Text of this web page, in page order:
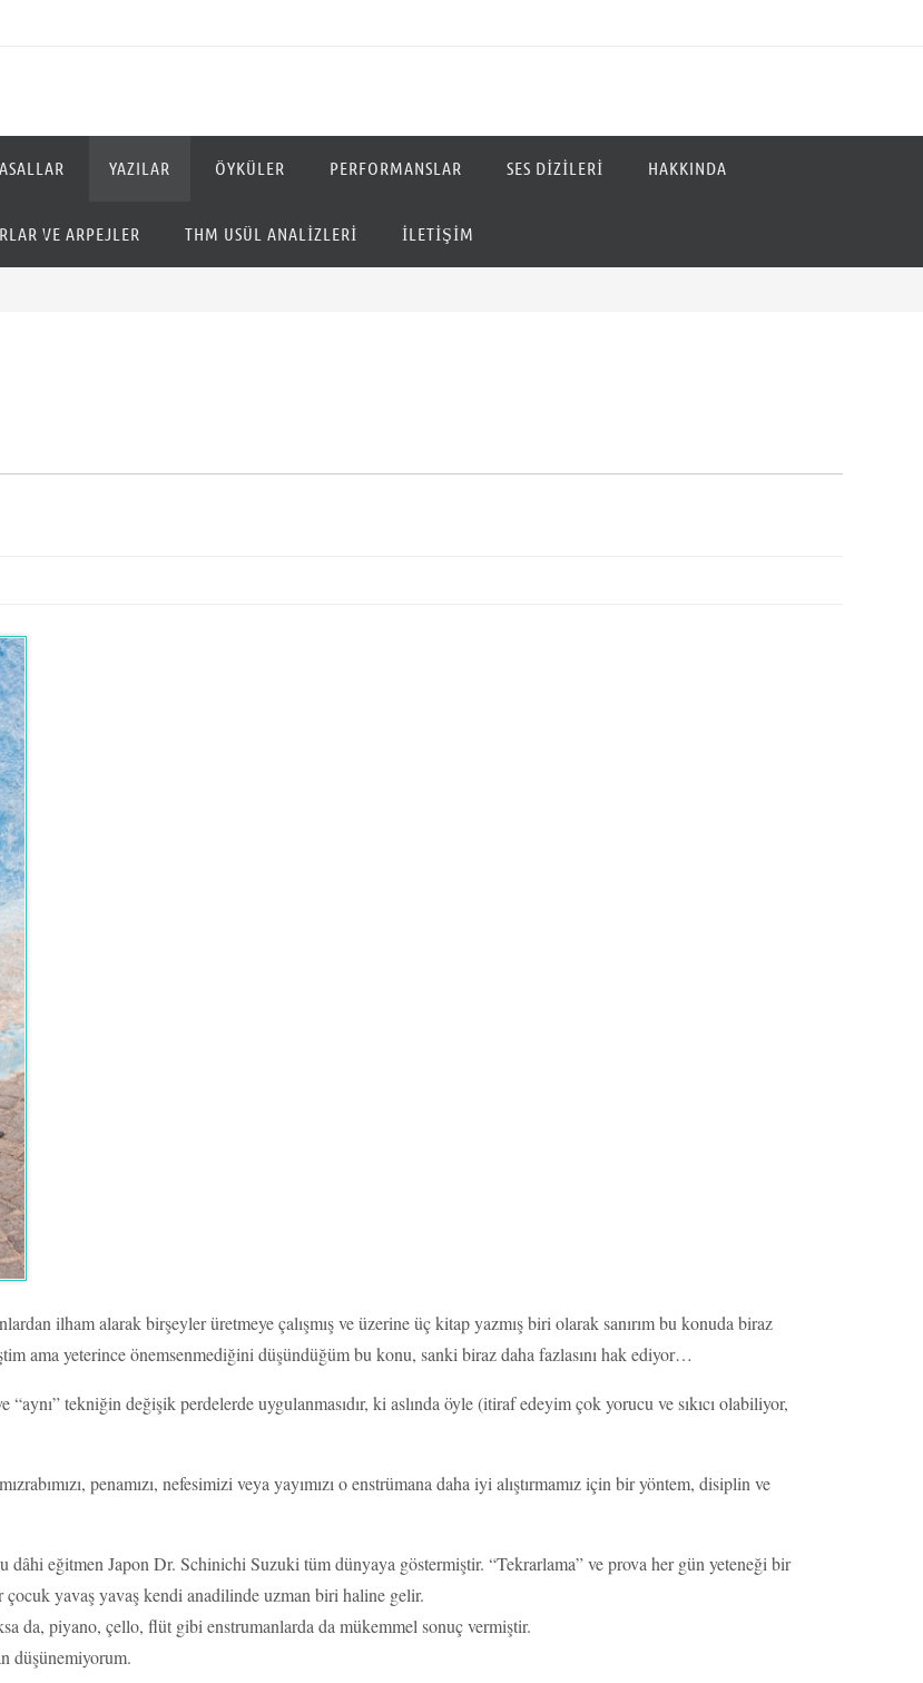
YAZILAR ÖYKÜLER PERFORMANSLAR SES DIZILERI HAKKINDA
VE ARPEJLER THM USÜL ANALIZLERI İLETIŞIM
ilham alarak birşeyler üretmeye çalışmış ve üzerine üç kitap yazmış biri olarak sanırım bu konuda biraz
ama yeterince önemsenmediğini düşündüğüm bu konu, sanki biraz daha fazlasını hak ediyor…
tekniğin değişik perdelerde uygulanmasıdır, ki aslında öyle (itiraf edeyim çok yorucu ve sıkıcı olabiliyor,
penamızı, nefesimizi veya yayımızı o enstrümana daha iyi alıştırmamız için bir yöntem, disiplin ve
dâhi eğitmen Japon Dr. Schinichi Suzuki tüm dünyaya göstermiştir. “Tekrarlama” ve prova her gün yeteneği bir
çocuk yavaş yavaş kendi anadilinde uzman biri haline gelir.
da, piyano, çello, flüt gibi enstrumanlarda da mükemmel sonuç vermiştir.
düşünemiyorum.